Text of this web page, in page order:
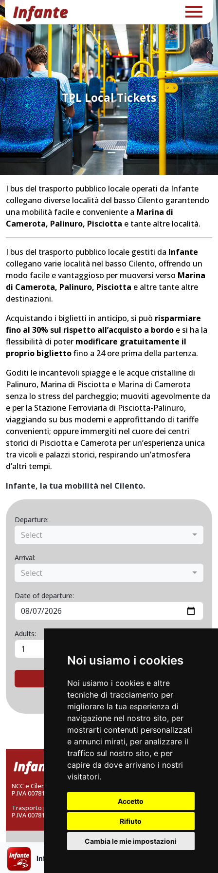
Noi usiamo i cookies
Noi usiamo i cookies e altre
tecniche di tracciamento per
migliorare la tua esperienza di
navigazione nel nostro sito, per
mostrarti contenuti personalizzati
e annunci mirati, per analizzare il
traffico sul nostro sito, e per
capire da dove arrivano i nostri
visitatori.
Accetto
Rifiuto
Cambia le mie impostazioni
TPL Local Tickets
I bus del trasporto pubblico locale operati da Infante
collegano diverse località del basso Cilento garantendo
una mobilità facile e conveniente a Marina di
Camerota, Palinuro, Pisciotta e tante altre località.
I bus del trasporto pubblico locale gestiti da Infante
collegano varie località nel basso Cilento, offrendo un
modo facile e vantaggioso per muoversi verso Marina
di Camerota, Palinuro, Pisciotta e altre tante altre
destinazioni.
Acquistando i biglietti in anticipo, si può risparmiare
fino al 30% sul rispetto all’acquisto a bordo e si ha la
flessibilità di poter modificare gratuitamente il
proprio bigliettofino a 24 ore prima della partenza.
Goditi le incantevoli spiagge e le acque cristalline di
Palinuro, Marina di Pisciotta e Marina di Camerota
senza lo stress del parcheggio; muoviti agevolmente da
e per la Stazione Ferroviaria di Pisciotta-Palinuro,
viaggiando su bus moderni e approfittando di tariffe
convenienti; oppure immergiti nel cuore dei centri
storici di Pisciotta e Camerota per un’esperienza unica
tra vicoli e palazzi storici, respirando un’atmosfera
d’altri tempi.
Infante, la tua mobilità nel Cilento.
Departure:
Select
Arrival:
Select
Date of departure:
Adults:
FIND SOLUTIONS
NCC e CilentoBus: FRATELLI INFANTE SRL a socio unico
P.IVA 00781610654.
Trasporto pubblico locale: INFANTE A. RAFFAELE SRL a socio unico
P.IVA 00781600655
Contact Us
Whatsapp +39 388 3095051
Infante Bus APP